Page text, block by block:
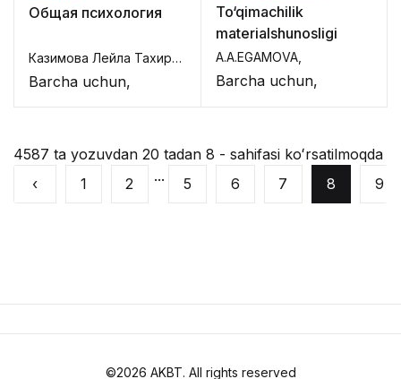
Общая психология
Казимова Лейла Тахировна,
Barcha uchun,
To‘qimachilik
materialshunosligi
A.A.EGAMOVA,
Barcha uchun,
4587 ta yozuvdan 20 tadan 8 - sahifasi koʻrsatilmoqda
‹
1 2 ... 5 6 7 8 9
©2026 AKBT. All rights reserved